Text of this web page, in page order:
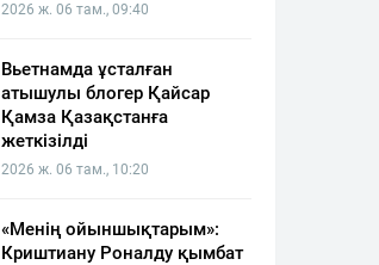
2026 ж. 06 там., 09:40
Вьетнамда ұсталған
атышулы блогер Қайсар
Қамза Қазақстанға
жеткізілді
2026 ж. 06 там., 10:20
«Менің ойыншықтарым»:
Криштиану Роналду қымбат